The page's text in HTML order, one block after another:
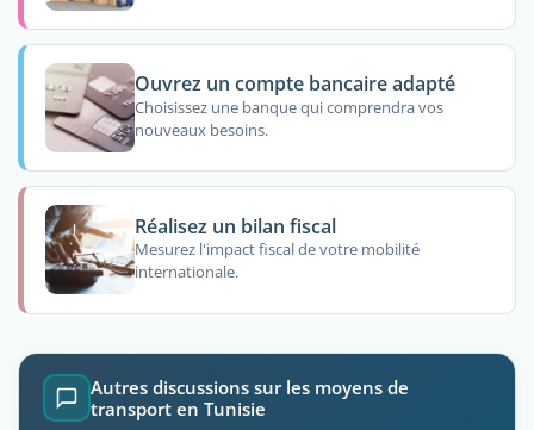
Ouvrez un compte bancaire adapté
Choisissez une banque qui comprendra vos
nouveaux besoins.
Réalisez un bilan fiscal
Mesurez l'impact fiscal de votre mobilité
internationale.
Autres discussions sur les moyens de
transport en Tunisie